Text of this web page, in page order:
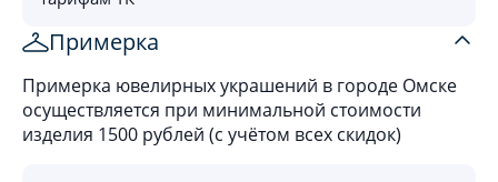
Примерка
Примерка ювелирных украшений в городе Омске
осуществляется при минимальной стоимости
изделия 1500 рублей (с учётом всех скидок)